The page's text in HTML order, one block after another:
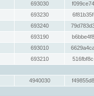
693030
693230
693240
693190
693010
693210
4940030